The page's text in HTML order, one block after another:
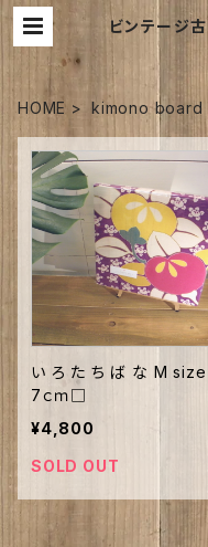
ビンテージ
ネルのお
shop ｜キモ
HOME
kimono board
い ろ た ち ば な M
7ｃｍ□
¥4,800
SOLD OUT